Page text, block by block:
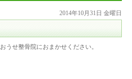
2014年10月31日 金曜日
うせ整骨院におまかせください。